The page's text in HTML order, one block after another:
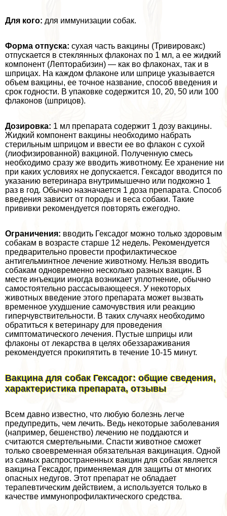
Для кого: для иммунизации собак.
Форма отпуска: сухая часть вакцины (Тривировакс)
отпускается в стеклянных флаконах по 1 мл, а ее жидкий
компонент (Лепторабизин) — как во флаконах, так и в
шприцах. На каждом флаконе или шприце указывается
объем вакцины, ее точное название, способ введения и
срок годности. В упаковке содержится 10, 20, 50 или 100
флаконов (шприцов).
Дозировка: 1 мл препарата содержит 1 дозу вакцины.
Жидкий компонент вакцины необходимо набрать
стерильным шприцом и ввести ее во флакон с сухой
(лиофизированной) вакциной. Полученную смесь
необходимо сразу же вводить животному. Ее хранение ни
при каких условиях не допускается. Гексадог вводится по
указанию ветеринара внутримышечно или подкожно 1
раз в год. Обычно назначается 1 доза препарата. Способ
введения зависит от породы и веса собаки. Такие
прививки рекомендуется повторять ежегодно.
Ограничения: вводить Гексадог можно только здоровым
собакам в возрасте старше 12 недель. Рекомендуется
предварительно провести профилактическое
антигельминтное лечение животному. Нельзя вводить
собакам одновременно несколько разных вакцин. В
месте инъекции иногда возникает уплотнение, обычно
самостоятельно рассасывающееся. У некоторых
животных введение этого препарата может вызвать
временное ухудшение самочувствия или реакцию
гиперчувствительности. В таких случаях необходимо
обратиться к ветеринару для проведения
симптоматического лечения. Пустые шприцы или
флаконы от лекарства в целях обеззараживания
рекомендуется прокипятить в течение 10-15 минут.
Вакцина для собак Гексадог: общие сведения,
хаpaктеристика препарата, отзывы
Всем давно известно, что любую болезнь легче
предупредить, чем лечить. Ведь некоторые заболевания
(например, бешенство) лечению не поддаются и
считаются cмepтельными. Спасти животное сможет
только своевременная обязательная вакцинация. Одной
из самых распространенных вакцин для собак является
вакцина Гексадог, применяемая для защиты от многих
опасных недугов. Этот препарат не обладает
терапевтическим действием, а используется только в
качестве иммунопрофилактического средства.